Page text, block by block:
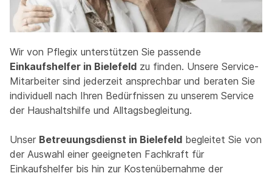
Wir von Pflegix unterstützen Sie passende
Einkaufshelfer in Bielefeld zu finden. Unsere Service-
Mitarbeiter sind jederzeit ansprechbar und beraten Sie
individuell nach Ihren Bedürfnissen zu unserem Service
der Haushaltshilfe und Alltagsbegleitung.
Unser Betreuungsdienst in Bielefeld begleitet Sie von
der Auswahl einer geeigneten Fachkraft für
Einkaufshelfer bis hin zur Kostenübernahme der